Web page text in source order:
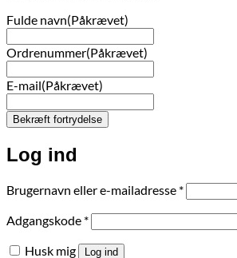
Fulde navn(Påkrævet)
Ordrenummer(Påkrævet)
E-mail(Påkrævet)
Log ind
Brugernavn eller e-mailadresse *Påkrævet
Adgangskode *Påkrævet
Husk mig Log ind